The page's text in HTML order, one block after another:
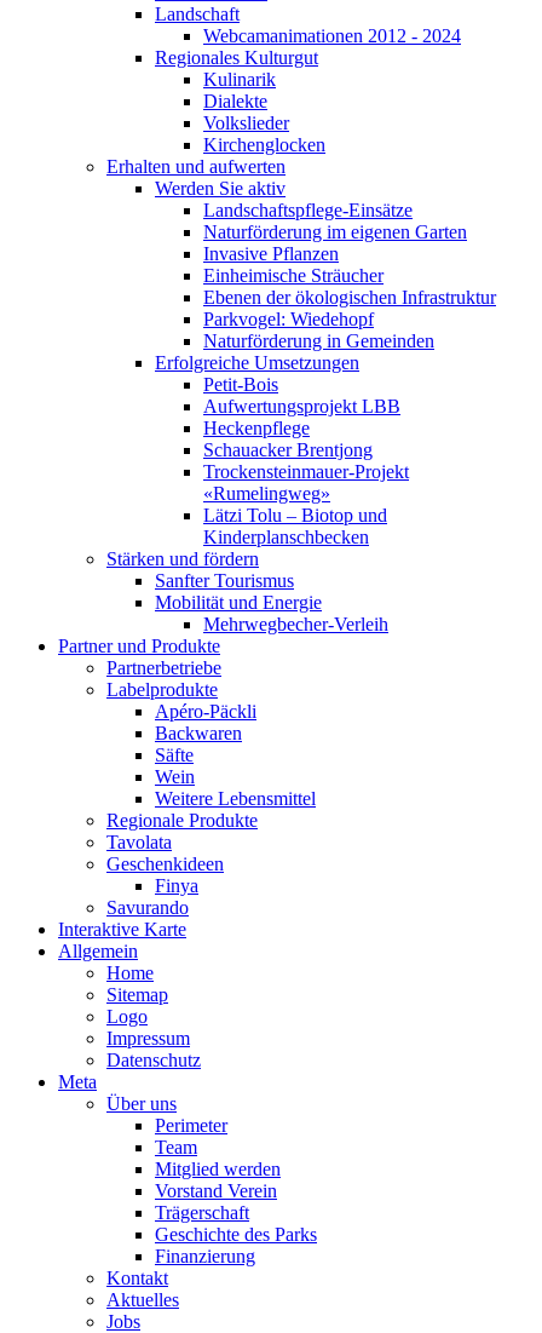
Landschaft
Webcamanimationen 2012 - 2024
Regionales Kulturgut
Kulinarik
Dialekte
Volkslieder
Kirchenglocken
Erhalten und aufwerten
Werden Sie aktiv
Landschaftspflege-Einsätze
Naturförderung im eigenen Garten
Invasive Pflanzen
Einheimische Sträucher
Ebenen der ökologischen Infrastruktur
Parkvogel: Wiedehopf
Naturförderung in Gemeinden
Erfolgreiche Umsetzungen
Petit-Bois
Aufwertungsprojekt LBB
Heckenpflege
Schauacker Brentjong
Trockensteinmauer-Projekt
«Rumelingweg»
Lätzi Tolu – Biotop und
Kinderplanschbecken
Stärken und fördern
Sanfter Tourismus
Mobilität und Energie
Mehrwegbecher-Verleih
Partner und Produkte
Partnerbetriebe
Labelprodukte
Apéro-Päckli
Backwaren
Säfte
Wein
Weitere Lebensmittel
Regionale Produkte
Tavolata
Geschenkideen
Finya
Savurando
Interaktive Karte
Allgemein
Home
Sitemap
Logo
Impressum
Datenschutz
Meta
Über uns
Perimeter
Team
Mitglied werden
Vorstand Verein
Trägerschaft
Geschichte des Parks
Finanzierung
Kontakt
Aktuelles
Jobs